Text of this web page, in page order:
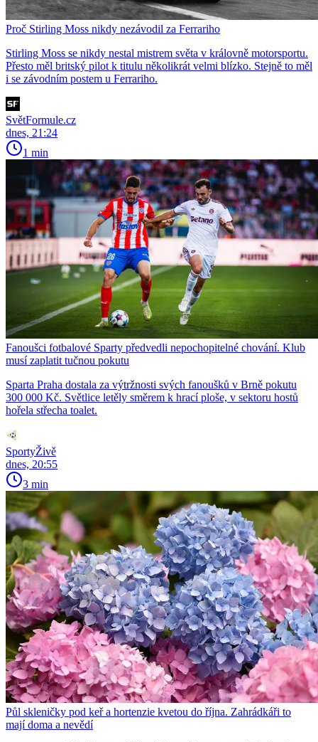
Proč Stirling Moss nikdy nezávodil za Ferrariho
Stirling Moss se nikdy nestal mistrem světa v královně motorsportu.
Přesto měl britský pilot k titulu několikrát velmi blízko. Stejně to měl
i se závodním postem u Ferrariho.
SvětFormule.cz
dnes, 21:24
1 min
Fanoušci fotbalové Sparty předvedli nepochopitelné chování. Klub
musí zaplatit tučnou pokutu
Sparta Praha dostala za výtržnosti svých fanoušků v Brně pokutu
300 000 Kč. Světlice letěly směrem k hrací ploše, v sektoru hostů
hořela střecha toalet.
SportyŽivě
dnes, 20:55
3 min
Půl skleničky pod keř a hortenzie kvetou do října. Zahrádkáři to
mají doma a nevědí